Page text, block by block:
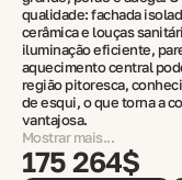
qualidade: fachada
cerâmica e louças
iluminação eficiente,
aquecimento central
região pitoresca,
de esqui, o que torna a
vantajosa.
Mostrar mais...
175 264$